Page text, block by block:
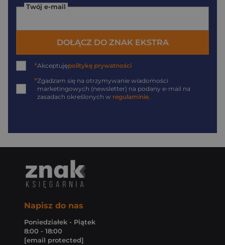
Twój e-mail
DOŁĄCZ DO ZNAK EKSTRA
*Akceptujępolitykę prywatności
*Zgadzam się na otrzymywanie wiadomości
marketingowych (newsletter) na podany e-mail na
zasadach określonych w regulaminie
Napisz do nas
Poniedziałek - Piątek
8:00 - 18:00
[email protected]